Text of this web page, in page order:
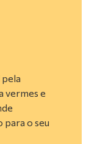
vermes e
o seu